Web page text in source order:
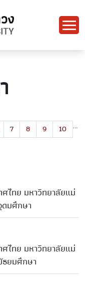
7 8 9 10
…
ศไทย มหาวิทยาลัยแม่
ดมศึกษา
ศไทย มหาวิทยาลัยแม่
ธยมศึกษา